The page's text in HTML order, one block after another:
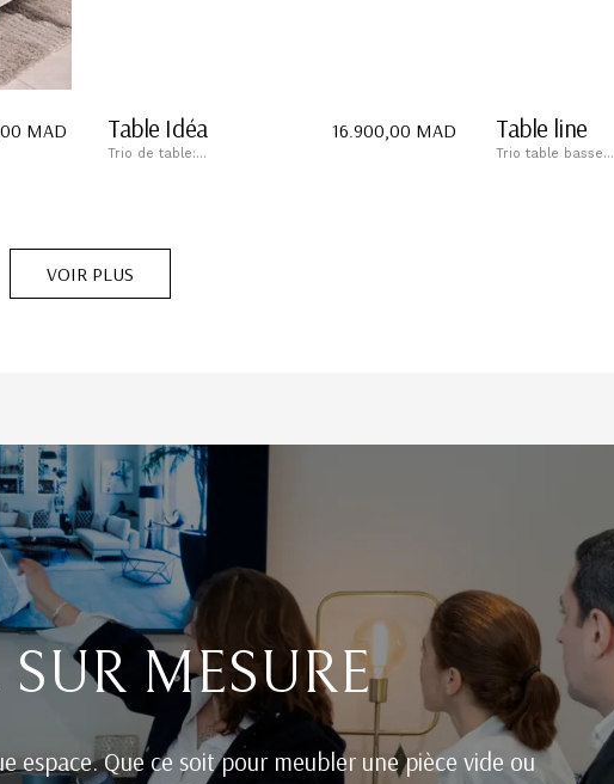
MAD Table Idéa
Trio de table:...
16.900,00 MAD Table line
Trio table basse...
VOIR PLUS
SUR MESURE
espace. Que ce soit pour meubler une pièce vide ou